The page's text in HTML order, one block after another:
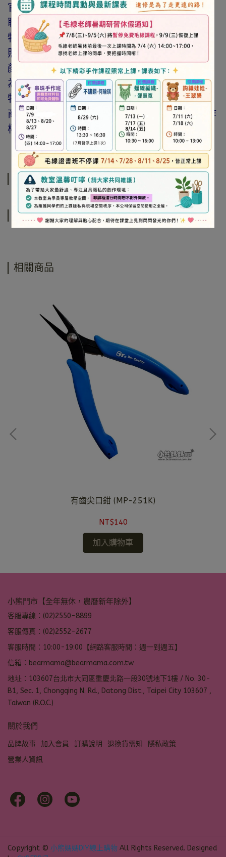
官網與門市同步銷售，如遇缺貨會由專人與您
聯繫。
特價商品，會員不再提供折扣優惠。
照片因拍攝光線與螢幕色差而有所差異，實際
顏色與網路呈現略有不同，將以實際出貨商品
為準。
特價品、客訂商品、毛線、緞帶、繩線、零碼
商品、工具、消耗性商品(如膠類…等)，與著作
權商品(如書籍…等)，恕不接受退換貨。
規格說明
運送方式
相關商品
有齒尖口鉗 (MP-251K)
NT$140
加入購物車
小熊門市【全年無休，農曆新年除外】
客服專線：(02)2550-8899
客服傳真：(02)2552-2677
客服時間：10:00-19:00【網路客服時間：週一到週五】
信箱：bearmama@bearmama.com.tw
地址：103607台北市大同區重慶北路一段30號地下1樓 / No. 30-
B1, Sec. 1, Chongqing N. Rd., Datong Dist., Taipei City 103607 ,
Taiwan (R.O.C.)
關於我們
品牌故事 加入會員 訂購說明 退換貨需知
隱私政策
營業人資訊
Copyright © 小熊媽媽DIY線上購物 All Rights Reserved. Designed